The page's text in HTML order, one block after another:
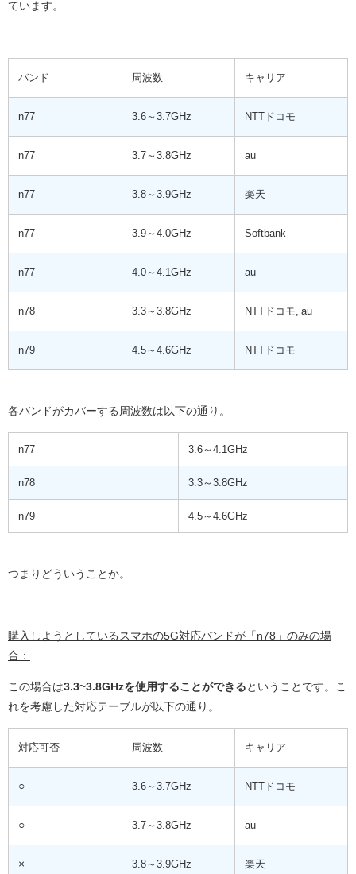
ています。
バンド 周波数 キャリア
n77 3.6～3.7GHz NTTドコモ
n77 3.7～3.8GHz au
n77 3.8～3.9GHz 楽天
n77 3.9～4.0GHz Softbank
n77 4.0～4.1GHz au
n78 3.3～3.8GHz NTTドコモ, au
n79 4.5～4.6GHz NTTドコモ
各バンドがカバーする周波数は以下の通り。
n77 3.6～4.1GHz
n78 3.3～3.8GHz
n79 4.5～4.6GHz
つまりどういうことか。
購入しようとしているスマホの5G対応バンドが「n78」のみの場
合：
この場合は3.3~3.8GHzを使用することができる ということです。こ
れを考慮した対応テーブルが以下の通り。
対応可否 周波数 キャリア
○ 3.6～3.7GHz NTTドコモ
○ 3.7～3.8GHz au
× 3.8～3.9GHz 楽天